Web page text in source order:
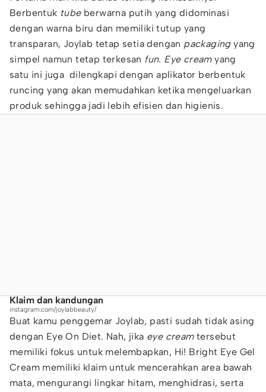
Berbentuk tubeberwarna putih yang didominasi
dengan warna biru dan memiliki tutup yang
transparan, Joylab tetap setia dengan packagingyang
simpel namun tetap terkesan fun. Eye creamyang
satu ini juga dilengkapi dengan aplikator berbentuk
runcing yang akan memudahkan ketika mengeluarkan
produk sehingga jadi lebih efisien dan higienis.
Klaim dan kandungan
instagram.com/joylabbeauty/
Buat kamu penggemar Joylab, pasti sudah tidak asing
dengan Eye On Diet. Nah, jika eye creamtersebut
memiliki fokus untuk melembapkan, Hi! Bright Eye Gel
Cream memiliki klaim untuk mencerahkan area bawah
mata, mengurangi lingkar hitam, menghidrasi, serta